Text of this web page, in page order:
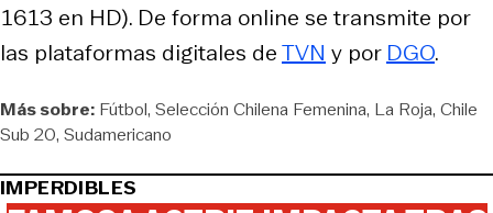
1613 en HD). De forma online se transmite por
las plataformas digitales deTVN y por DGO.
Más sobre: Fútbol Selección Chilena Femenina La Roja Chile
Sub 20 Sudamericano
IMPERDIBLES